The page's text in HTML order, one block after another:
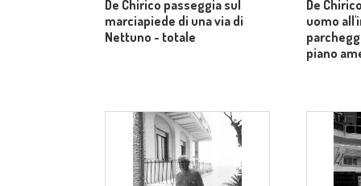
De Chirico passeggia sul
marciapiede di una via di
Nettuno - totale
De
uomo
piano